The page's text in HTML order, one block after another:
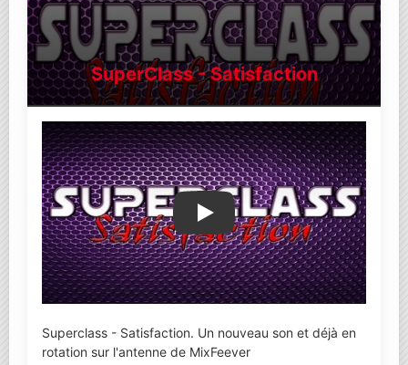
SuperClass - Satisfaction
Lire la vidéo YouTube
Superclass - Satisfaction. Un nouveau son et déjà en
rotation sur l'antenne de MixFeever